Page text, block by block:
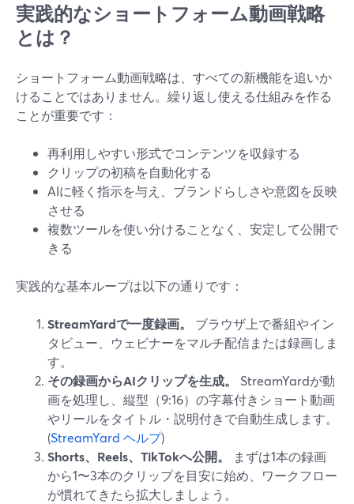
実践的なショートフォーム動画戦略
とは？
ショートフォーム動画戦略は、すべての新機能を追いか
けることではありません。繰り返し使える仕組みを作る
ことが重要です：
再利用しやすい形式でコンテンツを収録する
クリップの初稿を自動化する
AIに軽く指示を与え、ブランドらしさや意図を反映
させる
複数ツールを使い分けることなく、安定して公開で
きる
実践的な基本ループは以下の通りです：
StreamYardで一度録画。
ブラウザ上で番組やイン
タビュー、ウェビナーをマルチ配信または録画しま
す。
その録画からAIクリップを生成。
StreamYardが動
画を処理し、縦型（9:16）の字幕付きショート動画
やリールをタイトル・説明付きで自動生成します。
(StreamYard ヘルプ)
Shorts、Reels、TikTokへ公開。
まずは1本の録画
から1〜3本のクリップを目安に始め、ワークフロー
が慣れてきたら拡大しましょう。